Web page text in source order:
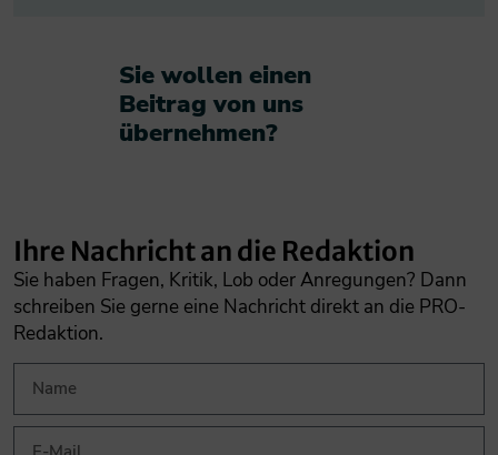
Sie wollen einen
Beitrag von uns
übernehmen?​
Ihre Nachricht an die Redaktion
Sie haben Fragen, Kritik, Lob oder Anregungen? Dann
schreiben Sie gerne eine Nachricht direkt an die PRO-
Redaktion.